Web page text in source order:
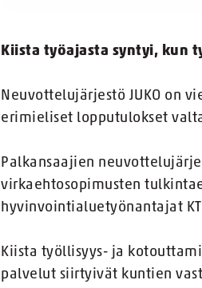
Kiista työajasta syntyi,
Neuvottelujärjestö JUKO on
erimieliset lopputulokset
Palkansaajien
virkaehtosopimusten
hyvinvointialuetyönantajat
Kiista työllisyys- ja
palvelut siirtyivät kuntien